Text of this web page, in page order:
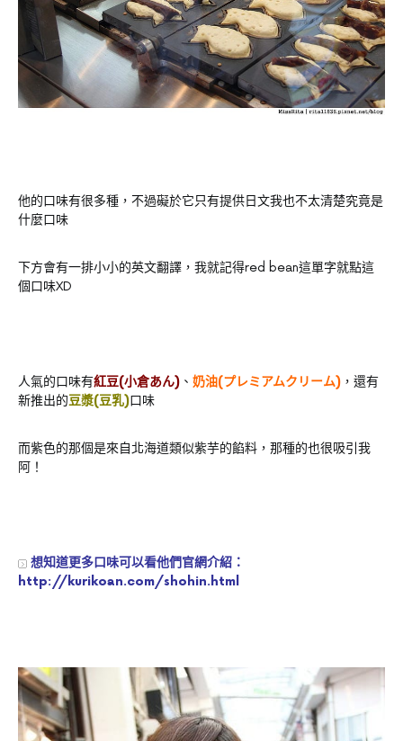
他的口味有很多種，不過礙於它只有提供日文我也不太清楚究竟是
什麼口味
下方會有一排小小的英文翻譯，我就記得red bean這單字就點這
個口味XD
人氣的口味有紅豆(小倉あん) 、 奶油(プレミアムクリーム) ，還有
新推出的豆漿(豆乳)口味
而紫色的那個是來自北海道類似紫芋的餡料，那種的也很吸引我
阿！
想知道更多口味可以看他們官網介紹：
http://kurikoan.com/shohin.html